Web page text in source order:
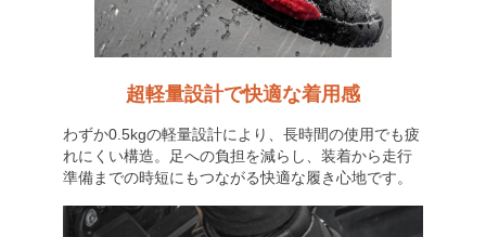
超軽量設計で快適な着用感
わずか0.5kgの軽量設計により、長時間の使用でも疲
れにくい構造。足への負担を減らし、装着から走行
準備までの時短にもつながる快適な履き心地です。